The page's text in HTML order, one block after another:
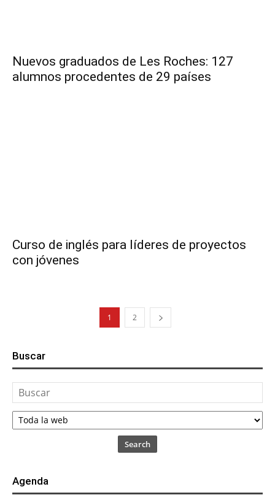
Nuevos graduados de Les Roches: 127
alumnos procedentes de 29 países
Curso de inglés para líderes de proyectos
con jóvenes
1 2
Buscar
Search
Agenda